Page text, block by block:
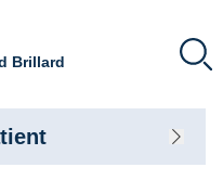
Brillard